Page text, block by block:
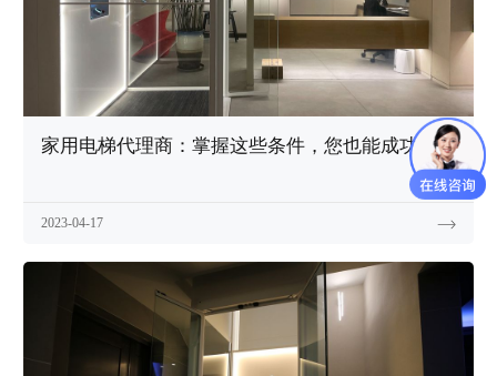
家用电梯代理商：掌握这些条件，您也能成功！
2023-04-17